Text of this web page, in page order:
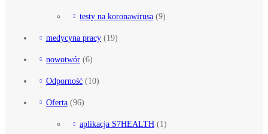
testy na koronawirusa (9)
medycyna pracy (19)
nowotwór (6)
Odporność (10)
Oferta (96)
aplikacja S7HEALTH (1)